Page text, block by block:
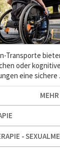
Transporte
oder
eine sichere
-